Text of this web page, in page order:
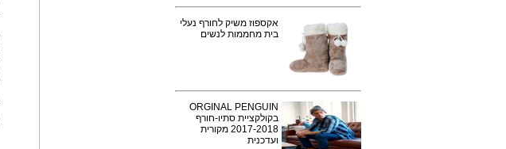
אקספוז משיק לחורף נעלי
בית מחממות לנשים
ORGINAL PENGUIN
בקולקציית סתיו-חורף
2017-2018 מקורית
ועדכנית